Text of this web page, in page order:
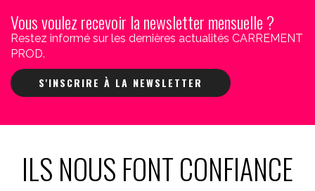
Vous voulez recevoir la newsletter mensuelle ?
Restez informé sur les dernières actualités CARREMENT
PROD.
S'INSCRIRE À LA NEWSLETTER
ILS NOUS FONT CONFIANCE